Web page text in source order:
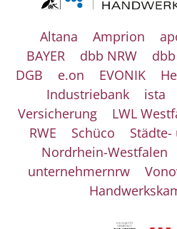
Altana Amprion
BAYER
dbb NRW
DGB
e.on EVONIK
Industriebank
ista
Versicherung
LWL
RWE
Schüco
Nordrhein-Westfalen
unternehmernrw